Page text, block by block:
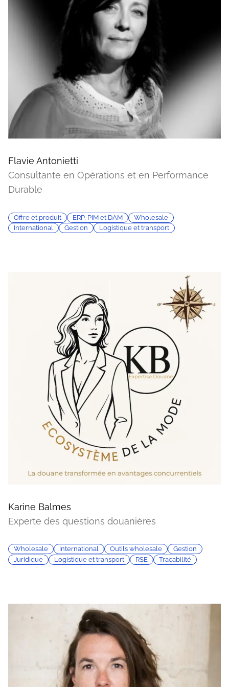
Flavie Antonietti
Consultante en Opérations et en Performance
Durable
Offre et produit ERP, PIM et DAM
Wholesale
International
Gestion Logistique et transport
Karine Balmes
Experte des questions douanières
Wholesale International Outils wholesale
Gestion
Juridique
Logistique et transport RSE Traçabilité